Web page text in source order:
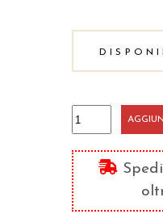
Dizionario
di
economia
civile
quantità